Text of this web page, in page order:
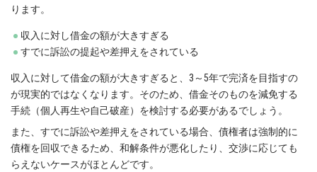
ります。
収入に対し借金の額が大きすぎる
すでに訴訟の提起や差押えをされている
収入に対して借金の額が大きすぎると、3～5年で完済を目指すの
が現実的ではなくなります。そのため、借金そのものを減免する
手続（個人再生や自己破産）を検討する必要があるでしょう。
また、すでに訴訟や差押えをされている場合、債権者は強制的に
債権を回収できるため、和解条件が悪化したり、交渉に応じても
らえないケースがほとんどです。